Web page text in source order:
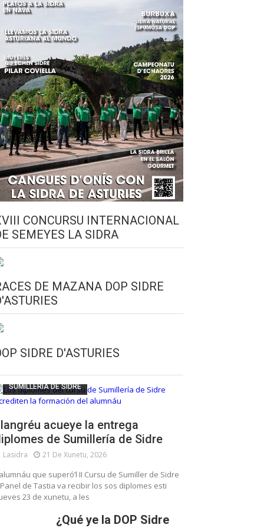
CONCURSU INTERNACIONAL
SEMEYES LA SIDRA
DE MAZANA DOP SIDRE
SIDRE D'ASTURIES
ESCUELA DE SUMILLERÍA DE LA SIDRE
SUMILLERÍA DE SIDRE
acueye la entrega
de Sumillería de Sidre
Lasidra 21 De Xunetu, 2026
que superó’l II Cursu de Sumiller de Sidre
de Tastia va recibir los sos diplomes esti
23 de xunetu, a les
¿Qué ye la DOP Sidre